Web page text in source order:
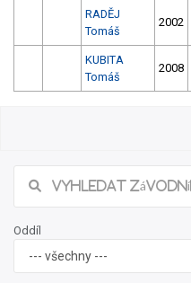
RADĚJ
Tomáš
2002
KUBITA
Tomáš
2008
Oddíl